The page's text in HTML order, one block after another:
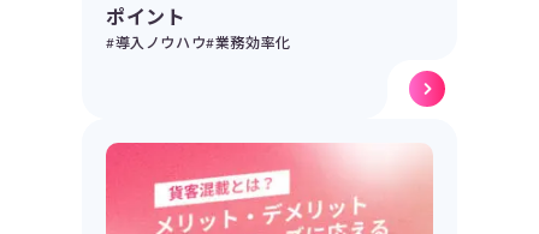
ポイント
#導入ノウハウ#業務効率化